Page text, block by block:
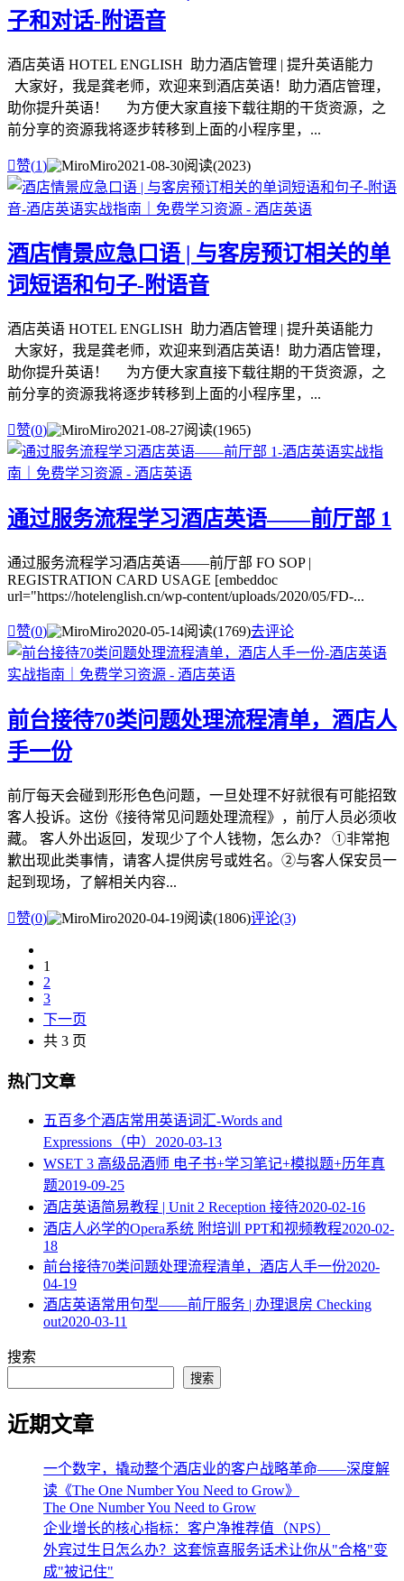
子和对话-附语音
酒店英语 HOTEL ENGLISH 助力酒店管理 | 提升英语能力
大家好，我是龚老师，欢迎来到酒店英语！助力酒店管理，
助你提升英语！ 为方便大家直接下载往期的干货资源，之
前分享的资源我将逐步转移到上面的小程序里，...
赞(1) Miro2021-08-30阅读(2023)
酒店情景应急口语 | 与客房预订相关的单
词短语和句子-附语音
酒店英语 HOTEL ENGLISH 助力酒店管理 | 提升英语能力
大家好，我是龚老师，欢迎来到酒店英语！助力酒店管理，
助你提升英语！ 为方便大家直接下载往期的干货资源，之
前分享的资源我将逐步转移到上面的小程序里，...
赞(0) Miro2021-08-27阅读(1965)
通过服务流程学习酒店英语——前厅部 1
通过服务流程学习酒店英语——前厅部 FO SOP |
REGISTRATION CARD USAGE [embeddoc
url="https://hotelenglish.cn/wp-content/uploads/2020/05/FD-...
赞(0) Miro2020-05-14阅读(1769)去评论
​前台接待70类问题处理流程清单，酒店人
手一份
前厅每天会碰到形形色色问题，一旦处理不好就很有可能招致
客人投诉。这份《接待常见问题处理流程》，前厅人员必须收
藏。 客人外出返回，发现少了个人钱物，怎么办？ ①非常抱
歉出现此类事情，请客人提供房号或姓名。②与客人保安员一
起到现场，了解相关内容...
赞(0) Miro2020-04-19阅读(1806)评论(3)
1
2
3
下一页
共 3 页
热门文章
五百多个酒店常用英语词汇-Words and
Expressions（中） 2020-03-13
WSET 3 高级品酒师 电子书+学习笔记+模拟题+历年真
题2019-09-25
酒店英语简易教程 | Unit 2 Reception 接待2020-02-16
酒店人必学的Opera系统 附培训 PPT和视频教程2020-02-
18
​前台接待70类问题处理流程清单，酒店人手一份2020-
04-19
酒店英语常用句型——前厅服务 | 办理退房 Checking
out2020-03-11
搜索
搜索
近期文章
一个数字，撬动整个酒店业的客户战略革命——深度解
读《The One Number You Need to Grow》
The One Number You Need to Grow
企业增长的核心指标：客户净推荐值（NPS）
外宾过生日怎么办？这套惊喜服务话术让你从"合格"变
成"被记住"